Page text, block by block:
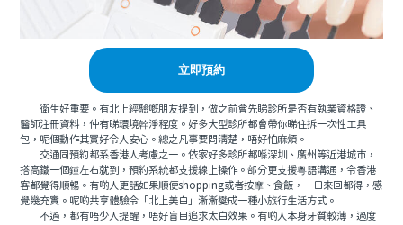
立即預約
衛生好重要。有北上經驗嘅朋友提到，做之前會先睇診所是否有執業資格證、
醫師注冊資料，仲有睇環境幹淨程度。好多大型診所都會帶你睇住拆一次性工具
包，呢個動作其實好令人安心。總之凡事要問清楚，唔好怕麻煩。
交通同預約都系香港人考慮之一。依家好多診所都喺深圳、廣州等近港城市，
搭高鐵一個鍾左右就到，預約系統都支援線上操作。部分更支援粵語溝通，令香港
客都覺得順暢。有啲人更話如果順便shopping或者按摩、食飯，一日來回都得，感
覺幾充實。呢啲共享體驗令「北上美白」漸漸變成一種小旅行生活方式。
不過，都有唔少人提醒，唔好盲目追求太白效果。有啲人本身牙質較薄，過度